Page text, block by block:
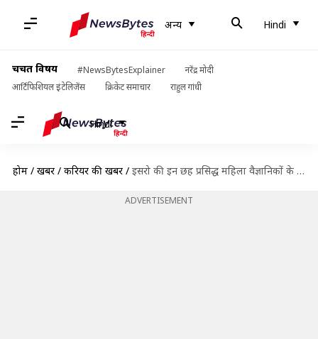
अन्य Hindi
चर्चित विषय #NewsBytesExplainer
नरेंद्र मोदी
आर्टिफिशियल इंटेलिजेंस
क्रिकेट समाचार राहुल गांधी
Hindi
होम / खबरें / करियर की खबरें / इसरो की इन छह प्रसिद्ध महिला वैज्ञानिकों के बारे में जानें, जिन्होंने बनाई अपनी अलग पहचान
ADVERTISEMENT